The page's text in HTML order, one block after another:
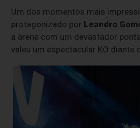
Um dos momentos mais
protagonizado por Leandro
a arena com um devastador
valeu um espectacular KO diante